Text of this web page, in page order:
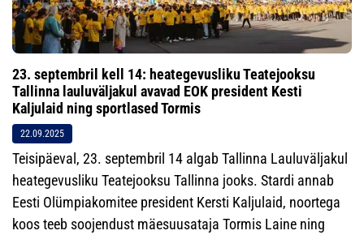
23. septembril kell 14: heategevusliku Teatejooksu
Tallinna lauluväljakul avavad EOK president Kesti
Kaljulaid ning sportlased Tormis
22.09.2025
Teisipäeval, 23. septembril 14 algab Tallinna Lauluväljakul
heategevusliku Teatejooksu Tallinna jooks. Stardi annab
Eesti Olümpiakomitee president Kersti Kaljulaid, noortega
koos teeb soojendust mäesuusataja Tormis Laine ning